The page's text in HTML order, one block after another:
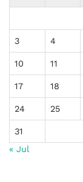
3 4
10 11
17 18
24 25
31
« Jul